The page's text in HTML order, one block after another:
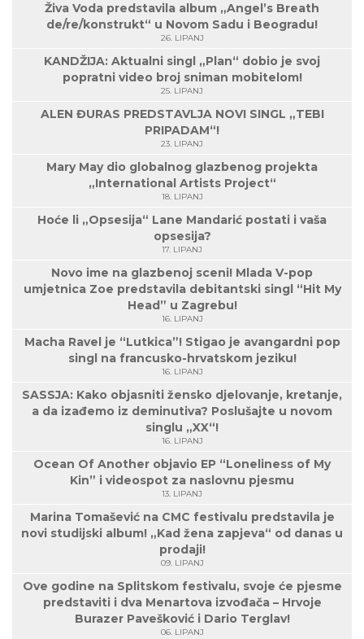
Živa Voda predstavila album „Angel’s Breath
de/re/konstrukt“ u Novom Sadu i Beogradu!
26. LIPANJ
KANDŽIJA: Aktualni singl „Plan“ dobio je svoj
popratni video broj sniman mobitelom!
25. LIPANJ
ALEN ĐURAS PREDSTAVLJA NOVI SINGL „TEBI
PRIPADAM“!
23. LIPANJ
Mary May dio globalnog glazbenog projekta
„International Artists Project“
18. LIPANJ
Hoće li „Opsesija“ Lane Mandarić postati i vaša
opsesija?
17. LIPANJ
Novo ime na glazbenoj sceni! Mlada V-pop
umjetnica Zoe predstavila debitantski singl “Hit My
Head” u Zagrebu!
16. LIPANJ
Macha Ravel je “Lutkica”! Stigao je avangardni pop
singl na francusko-hrvatskom jeziku!
16. LIPANJ
SASSJA: Kako objasniti žensko djelovanje, kretanje,
a da izađemo iz deminutiva? Poslušajte u novom
singlu „XX“!
16. LIPANJ
Ocean Of Another objavio EP “Loneliness of My
Kin” i videospot za naslovnu pjesmu
13. LIPANJ
Marina Tomašević na CMC festivalu predstavila je
novi studijski album! „Kad žena zapjeva“ od danas u
prodaji!
09. LIPANJ
Ove godine na Splitskom festivalu, svoje će pjesme
predstaviti i dva Menartova izvođača – Hrvoje
Burazer Pavešković i Dario Terglav!
06. LIPANJ